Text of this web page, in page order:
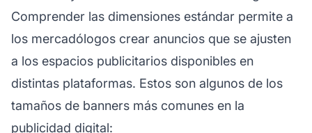
Comprender las dimensiones estándar permite a
los mercadólogos crear anuncios que se ajusten
a los espacios publicitarios disponibles en
distintas plataformas. Estos son algunos de los
tamaños de banners más comunes en la
publicidad digital: